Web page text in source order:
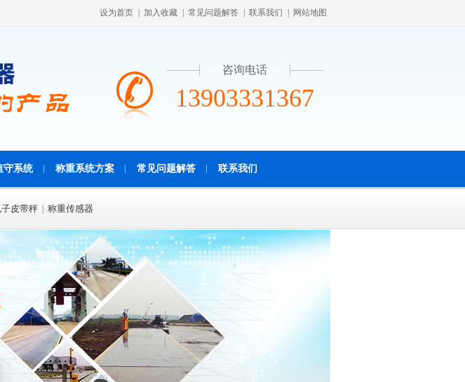
设为首页 加入收藏 常见问题解答 联系我们 网站地图
咨询电话
13903331367
守系统 称重系统方案 常见问题解答 联系我们
子皮带秤 称重传感器